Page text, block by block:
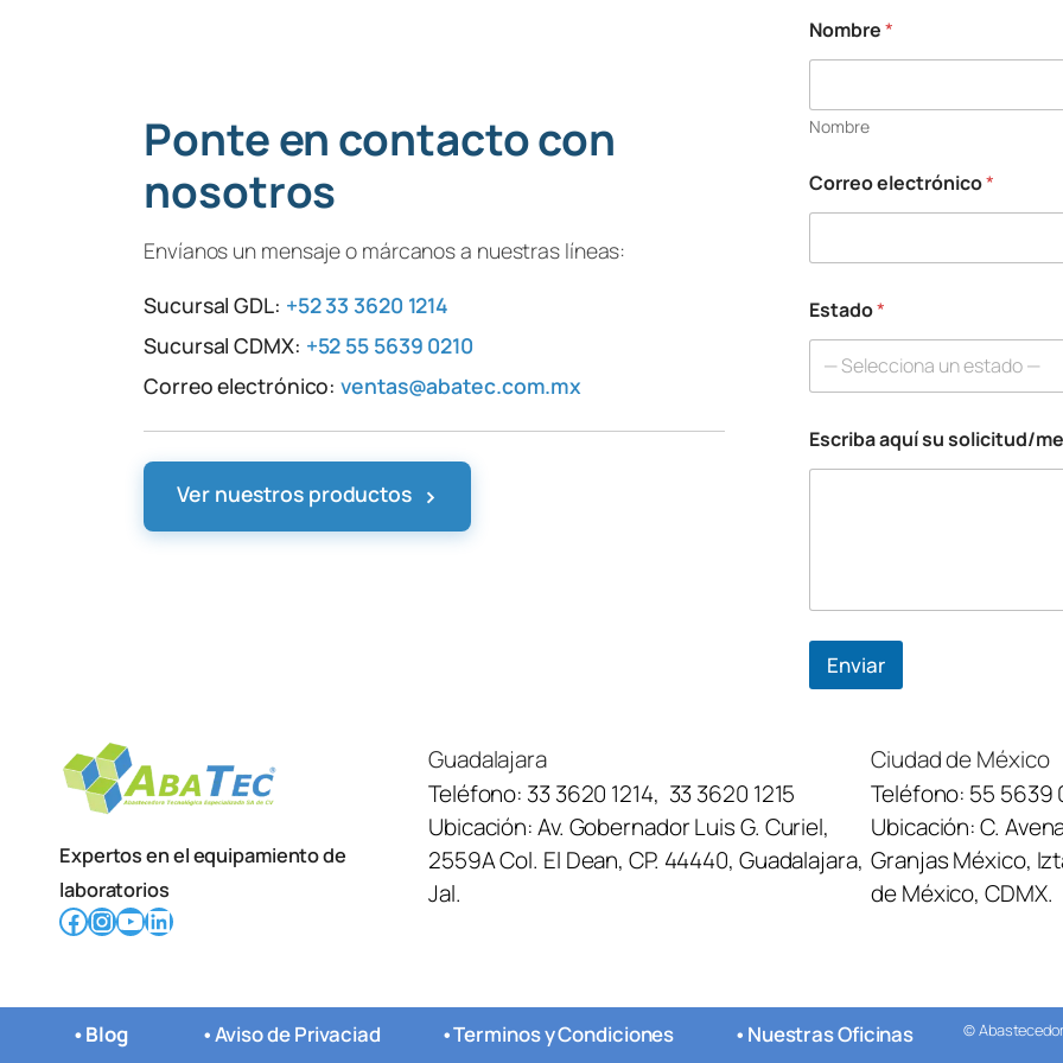
Ponte en contacto con
nosotros
Envíanos un mensaje o márcanos a nuestras líneas:
Sucursal GDL: +52 33 3620 1214
Sucursal CDMX: +52 55 5639 0210
Correo electrónico:ventas@abatec.com.mx
Ver nuestros productos ›
Nombre*
Nombre
Correo electrónico*
Estado*
— Selecciona un estado —
Escriba aquí su solicitud/
Enviar
Expertos en el equipamiento de
laboratorios
Facebook InstagramYouTube LinkedIn
Guadalajara
Teléfono: 33 3620 1214, 33 3620 1215
Ubicación:Av. Gobernador Luis G. Curiel,
2559A Col. El Dean, CP. 44440, Guadalajara,
Jal.
Ciudad de México
Teléfono: 55 5639
Ubicación:C.
Granjas México,
de México, CDMX.
•Blog •Aviso de Privaciad •Terminos y Condiciones • Nuestras Oficinas
©